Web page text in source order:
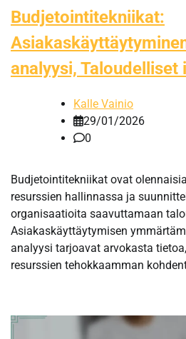
Budjetointitekniikat:
analyysi,
Kalle Vainio
29/01/2026
0
Budjetointitekniikat ovat
resurssien hallinnassa ja
organisaatioita saavuttamaan
Asiakaskäyttäytymisen
analyysi tarjoavat arvokasta
resurssien tehokkaamman